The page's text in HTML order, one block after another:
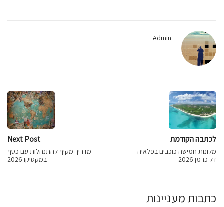
Admin
לכתבה הקודמת
מלונות חמישה כוכבים בפלאיה
דל כרמן 2026
Next Post
מדריך מקיף להתנהלות עם כסף
במקסיקו 2026
כתבות מעניינות